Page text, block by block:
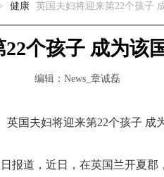
健康 英国夫妇将迎来第22个孩子
个孩子 成为该
编辑：News_章诚磊
道，近日，在英国兰开夏郡，